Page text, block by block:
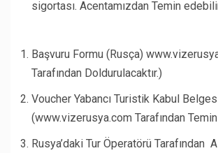
sigortası. Acentamızdan Temin
Başvuru Formu (Rusça)
Tarafından Doldurulacaktır.)
Voucher Yabancı Turistik Kabul
(www.vizerusya.com Tarafından
Rusya’daki Tur Öperatörü Tarafından